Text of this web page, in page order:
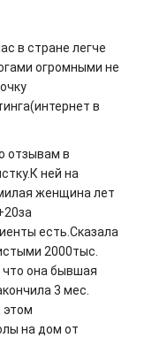
в стране легче
огромными не
в
отзывам в
ней на
женщина лет
есть.Сказала
2000тыс.
что она бывшая
3 мес.
этом
на дом от